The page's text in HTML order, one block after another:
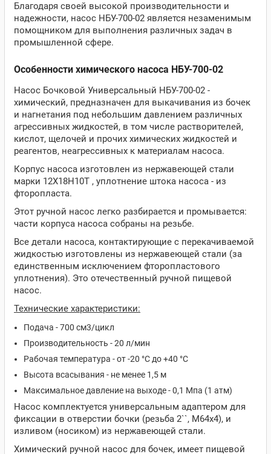
Благодаря своей высокой производительности и
надежности, насос НБУ-700-02 является незаменимым
помощником для выполнения различных задач в
промышленной сфере.
Особенности химического насоса НБУ-700-02
Насос Бочковой Универсальный НБУ-700-02 -
химический, предназначен для выкачивания из бочек
и нагнетания под небольшим давлением различных
агрессивных жидкостей, в том числе растворителей,
кислот, щелочей и прочих химических жидкостей и
реагентов, неагрессивных к материалам насоса.
Корпус насоса изготовлен из нержавеющей стали
марки 12Х18Н10Т , уплотнение штока насоса - из
фторопласта.
Этот ручной насос легко разбирается и промывается:
части корпуса насоса собраны на резьбе.
Все детали насоса, контактирующие с перекачиваемой
жидкостью изготовлены из нержавеющей стали (за
единственным исключением фторопластового
уплотнения). Это отечественный ручной пищевой
насос.
Технические характеристики:
Подача - 700 см3/цикл
Производительность - 20 л/мин
Рабочая температура - от -20 °С до +40 °С
Высота всасывания - не менее 1,5 м
Максимальное давление на выходе - 0,1 Мпа (1 атм)
Насос комплектуется универсальным адаптером для
фиксации в отверстии бочки (резьба 2``, М64х4), и
изливом (носиком) из нержавеющей стали.
Химический ручной насос для бочек, имеет пищевой